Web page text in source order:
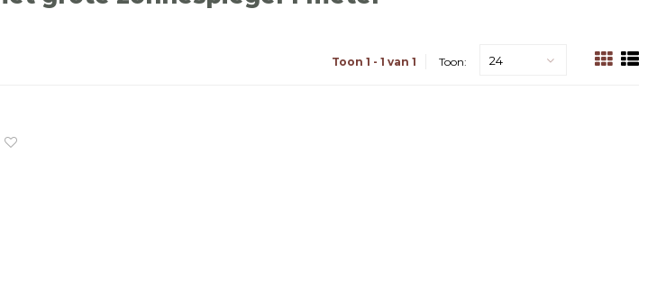
Toon 1 - 1 van 1 Toon: 24